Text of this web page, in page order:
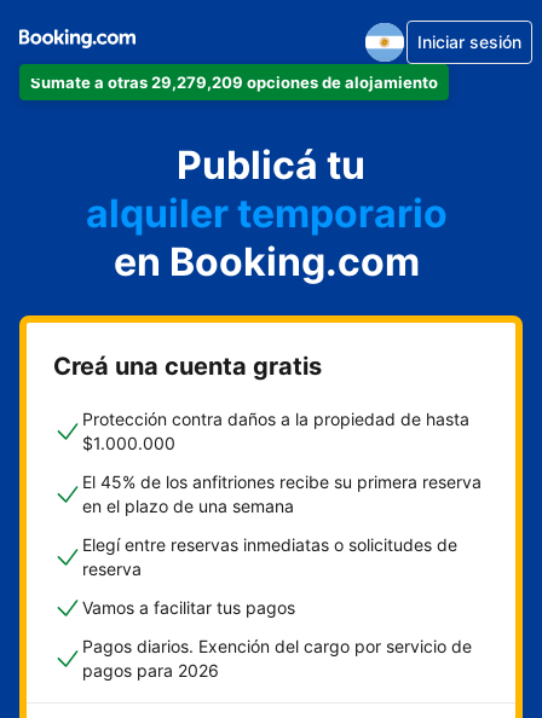
Sumate a otras 29,279,209 opciones de alojamiento
Iniciar sesión
Publicá tu
departamento
hotel
alquiler temporario
cabaña
aparthotel
en Booking.com
Creá una cuenta gratis
Protección contra daños a la propiedad de hasta
$1.000.000
El 45% de los anfitriones recibe su primera reserva
en el plazo de una semana
Elegí entre reservas inmediatas o solicitudes de
reserva
Vamos a facilitar tus pagos
Pagos diarios. Exención del cargo por servicio de
pagos para 2026